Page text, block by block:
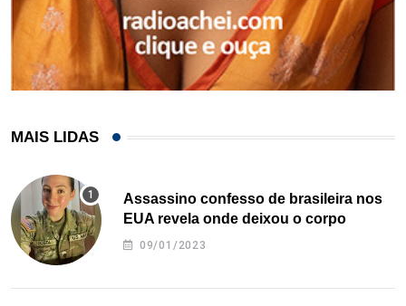
MAIS LIDAS
Assassino confesso de brasileira nos
EUA revela onde deixou o corpo
09/01/2023